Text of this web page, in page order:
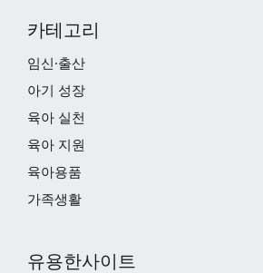
카테고리
임신·출산
아기 성장
육아 실천
육아 지원
육아용품
가족생활
유용한사이트